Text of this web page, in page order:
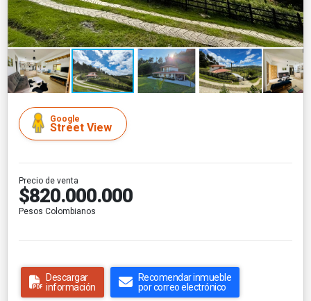
Google
Street View
Precio de venta
$820.000.000
Pesos Colombianos
Descargar
información
Recomendar inmueble
por correo electrónico